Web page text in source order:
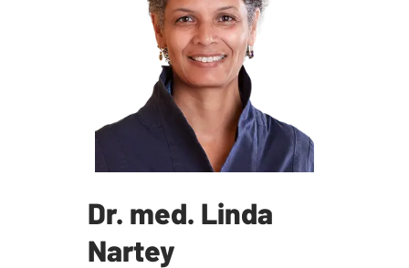
Dr. med. Linda
Nartey